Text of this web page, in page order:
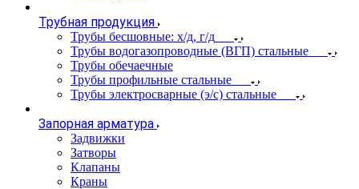
Трубная продукция
Трубы бесшовные: х/д, г/д
Трубы водогазопроводные (ВГП) стальные
Трубы обечаечные
Трубы профильные стальные
Трубы электросварные (э/с) стальные
Запорная арматура
Задвижки
Затворы
Клапаны
Краны